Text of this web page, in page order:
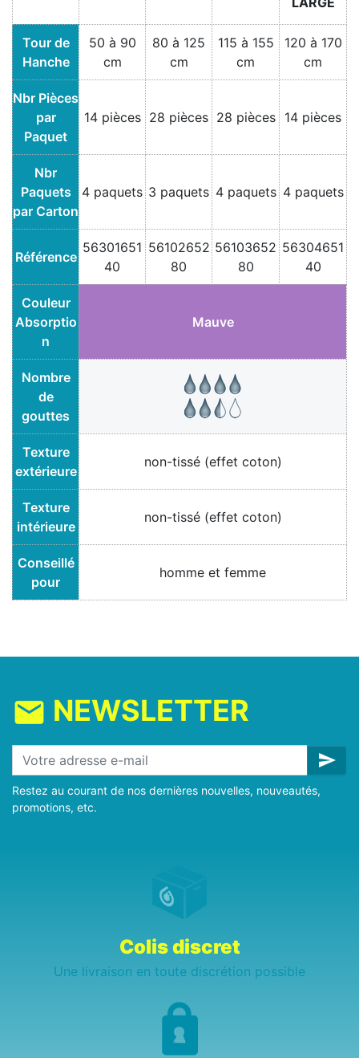
Tour de
Hanche
50 à 90
cm
80 à 125
cm
115 à 155
cm
120 à 170
cm
Nbr Pièces
par
Paquet
14 pièces 28 pièces 28 pièces 14 pièces
Nbr
Paquets
par Carton
4 paquets 3 paquets 4 paquets 4 paquets
Référence
56301651
40
56102652
80
56103652
80
56304651
40
Couleur
Absorptio
n
Mauve
Nombre
de
gouttes
Texture
extérieure
non-tissé (effet coton)
Texture
intérieure
non-tissé (effet coton)
Conseillé
pour
homme et femme
mail NEWSLETTER
send
Restez au courant de nos dernières nouvelles, nouveautés,
promotions, etc.
Colis discret
Une livraison en toute discrétion possible